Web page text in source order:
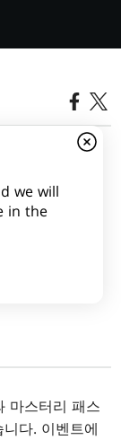
널
부사
마스터리 패스
다. 이벤트에
we will
in the